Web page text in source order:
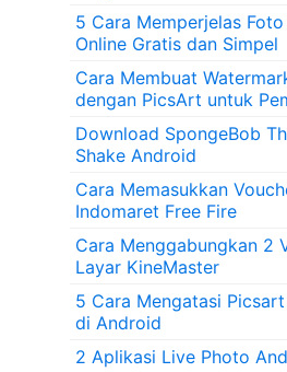
5 Cara Memperjelas
Online Gratis dan Simpel
Cara Membuat
dengan PicsArt untuk
Download SpongeBob
Shake Android
Cara Memasukkan
Indomaret Free Fire
Cara Menggabungkan 2
Layar KineMaster
5 Cara Mengatasi
di Android
2 Aplikasi Live Photo